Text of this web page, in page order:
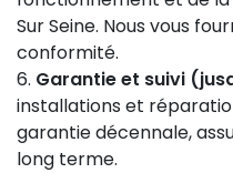
Sur Seine. Nous vous
conformité.
Garantie et suivi
installations et
garantie décennale,
long terme.